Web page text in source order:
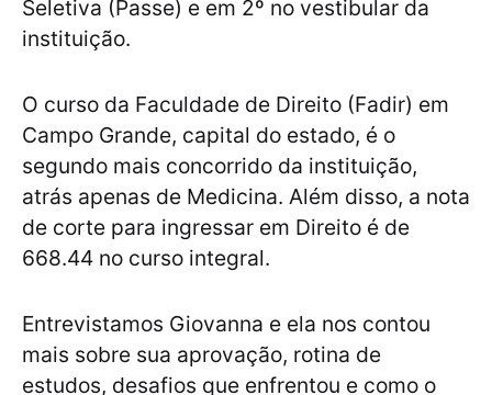
Seletiva (Passe) e em 2º no vestibular da
instituição.
O curso da Faculdade de Direito (Fadir) em
Campo Grande, capital do estado, é o
segundo mais concorrido da instituição,
atrás apenas de Medicina. Além disso, a nota
de corte para ingressar em Direito é de
668.44 no curso integral.
Entrevistamos Giovanna e ela nos contou
mais sobre sua aprovação, rotina de
estudos, desafios que enfrentou e como o